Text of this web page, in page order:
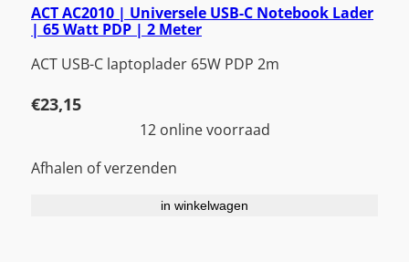
ACT AC2010 | Universele USB-C Notebook Lader
| 65 Watt PDP | 2 Meter
ACT USB-C laptoplader 65W PDP 2m
€23,15
12 online voorraad
Afhalen of verzenden
in winkelwagen